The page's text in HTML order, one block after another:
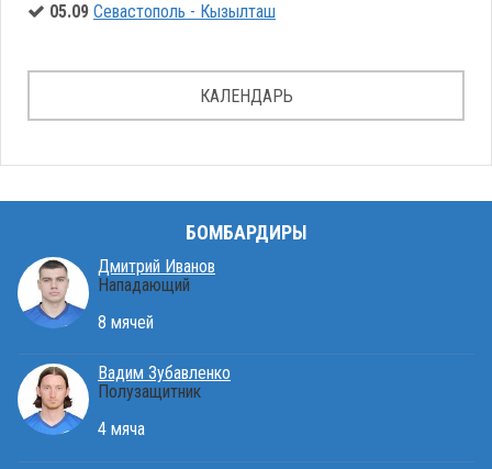
05.09 Севастополь - Кызылташ
КАЛЕНДАРЬ
БОМБАРДИРЫ
Дмитрий Иванов
Нападающий
8 мячей
Вадим Зубавленко
Полузащитник
4 мяча